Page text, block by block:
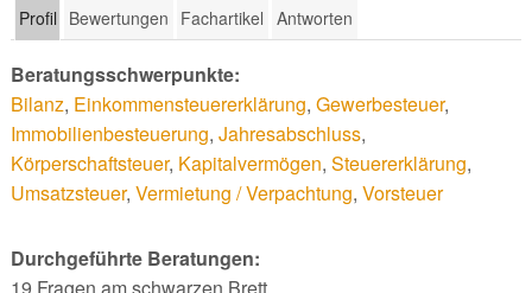
Profil Bewertungen Fachartikel Antworten
Beratungsschwerpunkte:
Bilanz, Einkommensteuererklärung, Gewerbesteuer,
Immobilienbesteuerung, Jahresabschluss,
Körperschaftsteuer, Kapitalvermögen, Steuererklärung,
Umsatzsteuer, Vermietung / Verpachtung, Vorsteuer
Durchgeführte Beratungen:
19 Fragen am schwarzen Brett